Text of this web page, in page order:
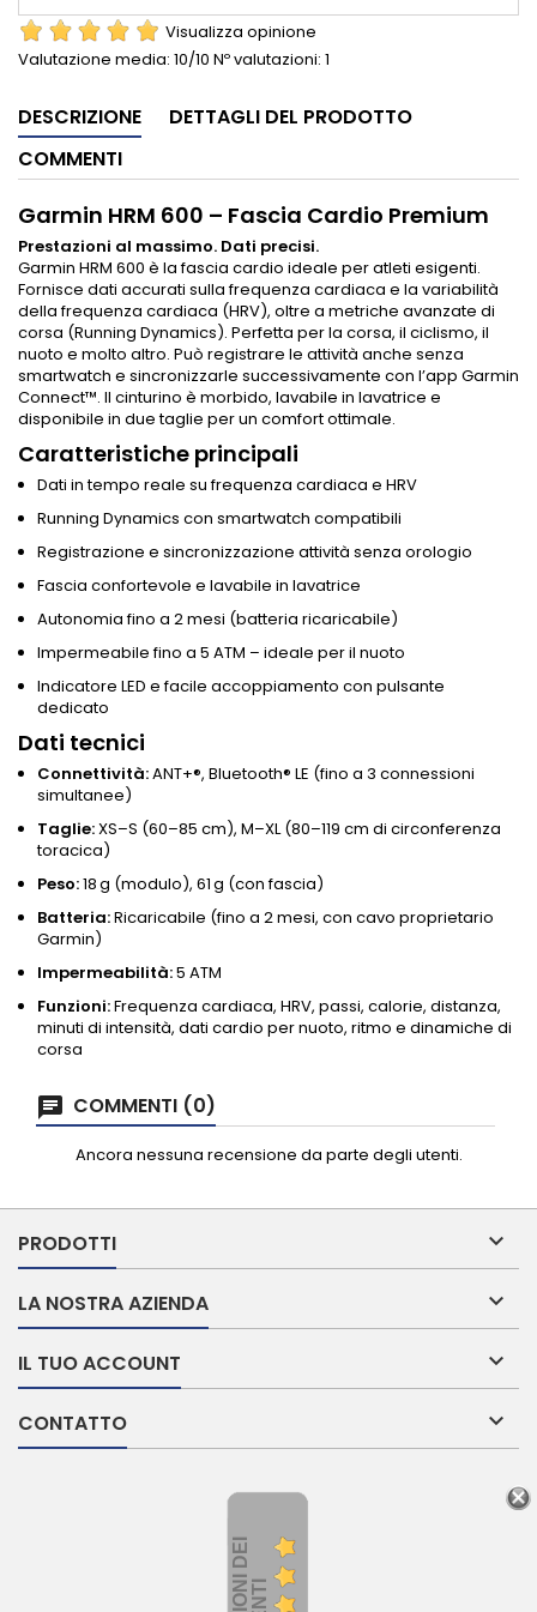
Visualizza opinione
Valutazione media: 10/10 Nº valutazioni: 1
DESCRIZIONE
DETTAGLI DEL PRODOTTO
COMMENTI
Garmin HRM 600 – Fascia Cardio Premium
Prestazioni al massimo. Dati precisi.
Garmin HRM 600 è la fascia cardio ideale per atleti esigenti.
Fornisce dati accurati sulla frequenza cardiaca e la variabilità
della frequenza cardiaca (HRV), oltre a metriche avanzate di
corsa (Running Dynamics). Perfetta per la corsa, il ciclismo, il
nuoto e molto altro. Può registrare le attività anche senza
smartwatch e sincronizzarle successivamente con l’app Garmin
Connect™. Il cinturino è morbido, lavabile in lavatrice e
disponibile in due taglie per un comfort ottimale.
Caratteristiche principali
Dati in tempo reale su frequenza cardiaca e HRV
Running Dynamics con smartwatch compatibili
Registrazione e sincronizzazione attività senza orologio
Fascia confortevole e lavabile in lavatrice
Autonomia fino a 2 mesi (batteria ricaricabile)
Impermeabile fino a 5 ATM – ideale per il nuoto
Indicatore LED e facile accoppiamento con pulsante
dedicato
Dati tecnici
Connettività:ANT+®, Bluetooth® LE (fino a 3 connessioni
simultanee)
Taglie:XS–S (60–85 cm), M–XL (80–119 cm di circonferenza
toracica)
Peso:18 g (modulo), 61 g (con fascia)
Batteria:Ricaricabile (fino a 2 mesi, con cavo proprietario
Garmin)
Impermeabilità:5 ATM
Funzioni:Frequenza cardiaca, HRV, passi, calorie, distanza,
minuti di intensità, dati cardio per nuoto, ritmo e dinamiche di
corsa
COMMENTI (0)
Ancora nessuna recensione da parte degli utenti.
PRODOTTI 
LA NOSTRA AZIENDA 
IL TUO ACCOUNT 
CONTATTO 